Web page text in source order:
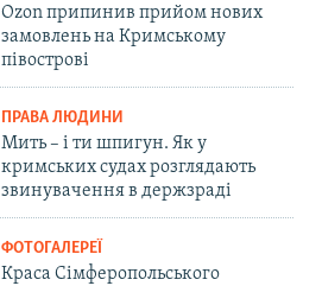
Ozon припинив прийом нових
замовлень на Кримському
півострові
ПРАВА ЛЮДИНИ
Мить – і ти шпигун. Як у
кримських судах розглядають
звинувачення в держзраді
ФОТОГАЛЕРЕЇ
Краса Сімферопольського